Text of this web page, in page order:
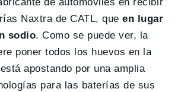
Naxtra de CATL, queen lugar
sodio. Como se puede ver, la
poner todos los huevos en la
apostando por una amplia
para las baterías de sus